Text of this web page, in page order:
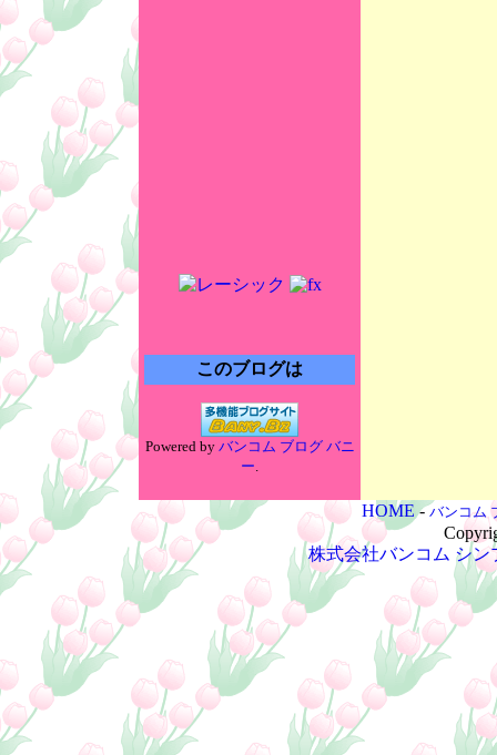
このブログは
Powered by バンコム ブログ バニ
ー.
HOME -バンコム
株式会社バンコム シン